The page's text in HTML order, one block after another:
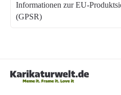
Informationen zur EU-
(GPSR)